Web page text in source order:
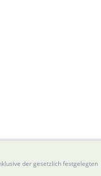
der gesetzlich festgelegten